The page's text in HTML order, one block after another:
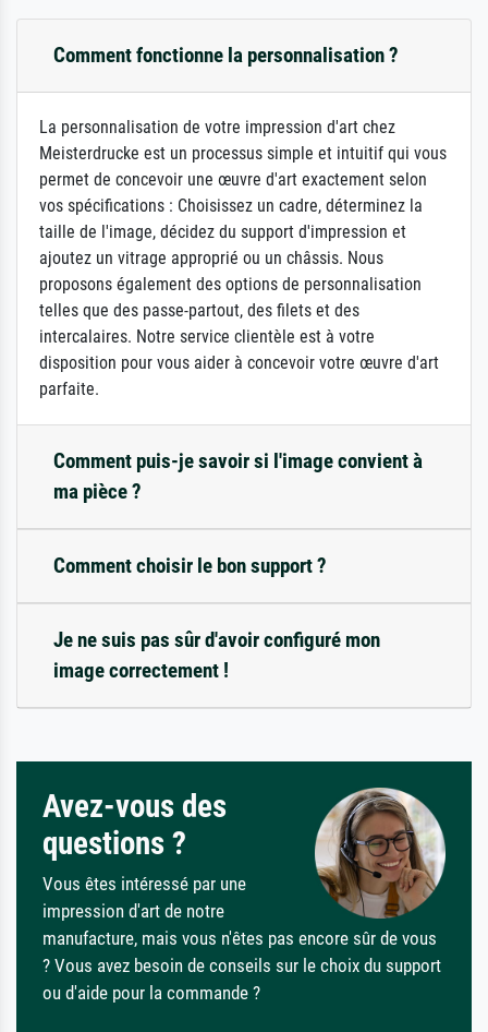
Comment fonctionne la personnalisation ?
La personnalisation de votre impression d'art chez
Meisterdrucke est un processus simple et intuitif qui vous
permet de concevoir une œuvre d'art exactement selon
vos spécifications : Choisissez un cadre, déterminez la
taille de l'image, décidez du support d'impression et
ajoutez un vitrage approprié ou un châssis. Nous
proposons également des options de personnalisation
telles que des passe-partout, des filets et des
intercalaires. Notre service clientèle est à votre
disposition pour vous aider à concevoir votre œuvre d'art
parfaite.
Comment puis-je savoir si l'image convient à
ma pièce ?
Comment choisir le bon support ?
Je ne suis pas sûr d'avoir configuré mon
image correctement !
Avez-vous des
questions ?
Vous êtes intéressé par une
impression d'art de notre
manufacture, mais vous n'êtes pas encore sûr de vous
? Vous avez besoin de conseils sur le choix du support
ou d'aide pour la commande ?